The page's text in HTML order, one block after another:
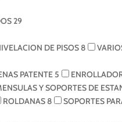
29
DE PISOS 8
PATENTE 5
Y SOPORTES DE
ROLDANAS 8 SOPORTES